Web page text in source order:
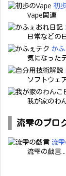
初
Vape関連
日常などの
か
気になった
ソフトウェ
我が家のわ
流雫のブロ
流
流雫の戯言...